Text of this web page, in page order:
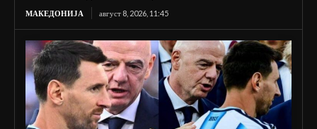
МАКЕДОНИЈА август 8, 2026, 11:45